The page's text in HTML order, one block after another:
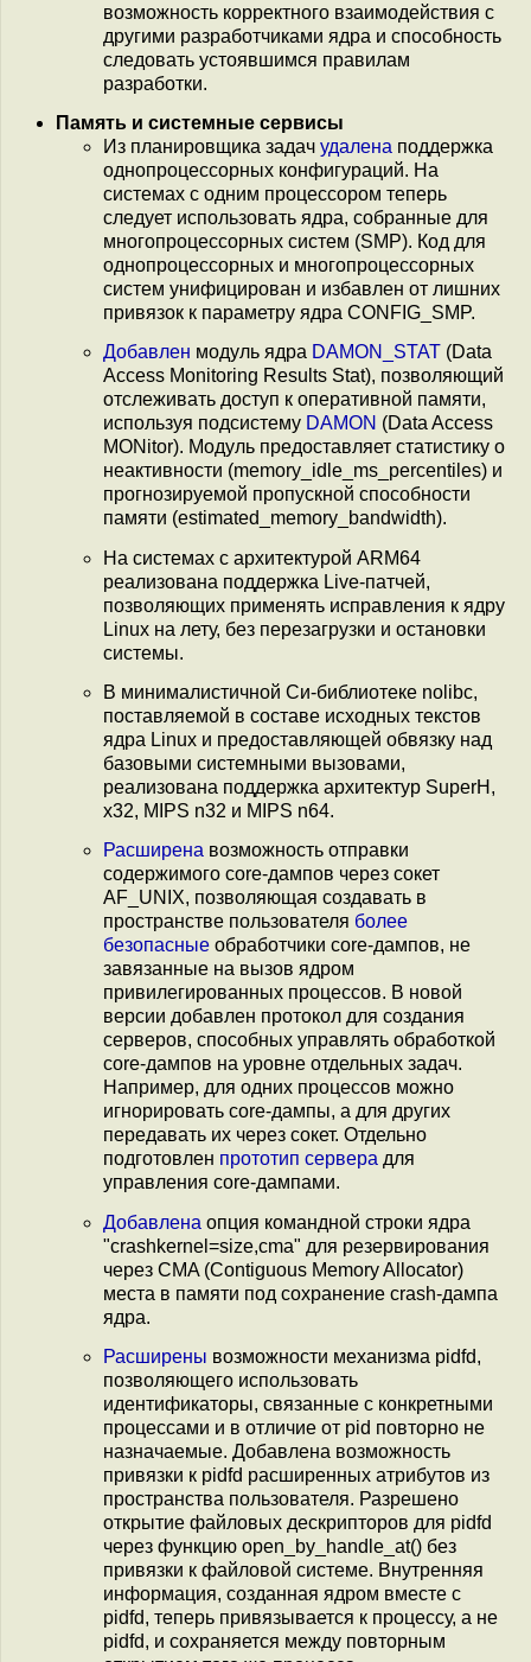
возможность корректного взаимодействия с
другими разработчиками ядра и способность
следовать устоявшимся правилам
разработки.
Память и системные сервисы
Из планировщика задач удалена поддержка
однопроцессорных конфигураций. На
системах с одним процессором теперь
следует использовать ядра, собранные для
многопроцессорных систем (SMP). Код для
однопроцессорных и многопроцессорных
систем унифицирован и избавлен от лишних
привязок к параметру ядра CONFIG_SMP.
Добавлен модуль ядра DAMON_STAT (Data
Access Monitoring Results Stat), позволяющий
отслеживать доступ к оперативной памяти,
используя подсистему DAMON (Data Access
MONitor). Модуль предоставляет статистику о
неактивности (memory_idle_ms_percentiles) и
прогнозируемой пропускной способности
памяти (estimated_memory_bandwidth).
На системах с архитектурой ARM64
реализована поддержка Live-патчей,
позволяющих применять исправления к ядру
Linux на лету, без перезагрузки и остановки
системы.
В минималистичной Си-библиотеке nolibc,
поставляемой в составе исходных текстов
ядра Linux и предоставляющей обвязку над
базовыми системными вызовами,
реализована поддержка архитектур SuperH,
x32, MIPS n32 и MIPS n64.
Расширена возможность отправки
содержимого core-дампов через сокет
AF_UNIX, позволяющая создавать в
пространстве пользователя более
безопасные обработчики core-дампов, не
завязанные на вызов ядром
привилегированных процессов. В новой
версии добавлен протокол для создания
серверов, способных управлять обработкой
core-дампов на уровне отдельных задач.
Например, для одних процессов можно
игнорировать core-дампы, а для других
передавать их через сокет. Отдельно
подготовлен прототип сервера для
управления core-дампами.
Добавлена опция командной строки ядра
"crashkernel=size,cma" для резервирования
через CMA (Contiguous Memory Allocator)
места в памяти под сохранение crash-дампа
ядра.
Расширены возможности механизма pidfd,
позволяющего использовать
идентификаторы, связанные с конкретными
процессами и в отличие от pid повторно не
назначаемые. Добавлена возможность
привязки к pidfd расширенных атрибутов из
пространства пользователя. Разрешено
открытие файловых дескрипторов для pidfd
через функцию open_by_handle_at() без
привязки к файловой системе. Внутренняя
информация, созданная ядром вместе с
pidfd, теперь привязывается к процессу, а не
pidfd, и сохраняется между повторным